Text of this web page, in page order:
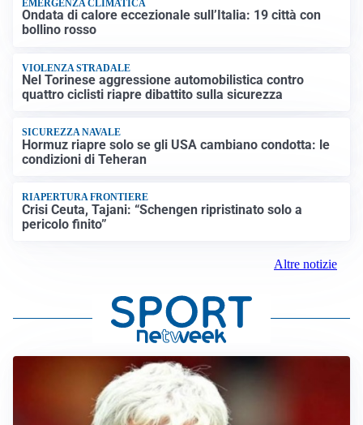
EMERGENZA CLIMATICA
Ondata di calore eccezionale sull’Italia: 19 città con
bollino rosso
VIOLENZA STRADALE
Nel Torinese aggressione automobilistica contro
quattro ciclisti riapre dibattito sulla sicurezza
SICUREZZA NAVALE
Hormuz riapre solo se gli USA cambiano condotta: le
condizioni di Teheran
RIAPERTURA FRONTIERE
Crisi Ceuta, Tajani: “Schengen ripristinato solo a
pericolo finito”
Altre notizie